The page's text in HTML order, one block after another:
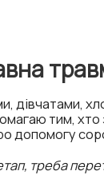
дівчатами,
тим, хто
допомогу
треба